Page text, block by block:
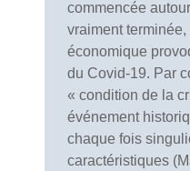
commencée
vraiment
économique
du Covid-19. Par
« condition de la
événement
chaque fois
caractéristiques